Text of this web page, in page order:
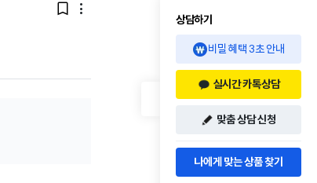
  상담하기
비밀 혜택 3초 안내
실시간 카톡상담
맞춤 상담 신청
나에게 맞는 상품 찾기